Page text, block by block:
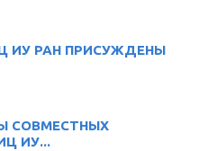
ИУ РАН ПРИСУЖДЕНЫ
СОВМЕСТНЫХ
ИУ...